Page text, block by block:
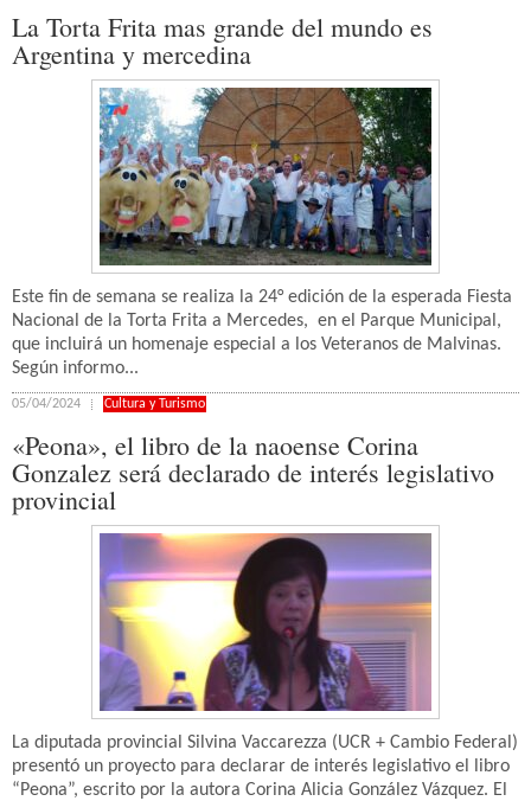
La Torta Frita mas grande del mundo es
Argentina y mercedina
Este fin de semana se realiza la 24° edición de la esperada Fiesta
Nacional de la Torta Frita a Mercedes, en el Parque Municipal,
que incluirá un homenaje especial a los Veteranos de Malvinas.
Según informo...
05/04/2024 Cultura y Turismo
«Peona», el libro de la naoense Corina
Gonzalez será declarado de interés legislativo
provincial
La diputada provincial Silvina Vaccarezza (UCR + Cambio Federal)
presentó un proyecto para declarar de interés legislativo el libro
“Peona”, escrito por la autora Corina Alicia González Vázquez. El